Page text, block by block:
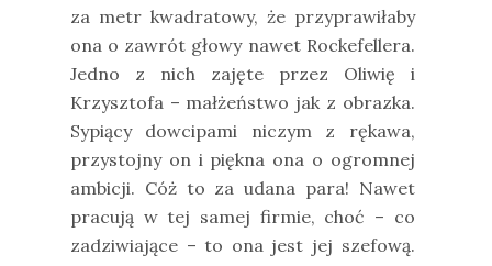
za metr kwadratowy, że przyprawiłaby
ona o zawrót głowy nawet Rockefellera.
Jedno z nich zajęte przez Oliwię i
Krzysztofa – małżeństwo jak z obrazka.
Sypiący dowcipami niczym z rękawa,
przystojny on i piękna ona o ogromnej
ambicji. Cóż to za udana para! Nawet
pracują w tej samej firmie, choć – co
zadziwiające – to ona jest jej szefową.